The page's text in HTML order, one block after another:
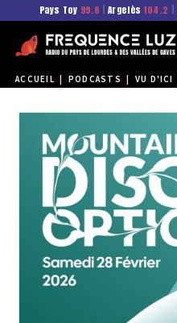
Pays Toy 99.6 Argelès 104.2
ACCUEIL PODCASTS VU D'ICI